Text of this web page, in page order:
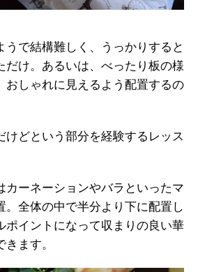
うで結構難しく、うっかりすると
だけ。あるいは、べったり板の様
おしゃれに見えるよう配置するの
けどという部分を経験するレッス
カーネーションやバラといったマ
。全体の中で半分より下に配置し
ポイントになって収まりの良い華
ます。